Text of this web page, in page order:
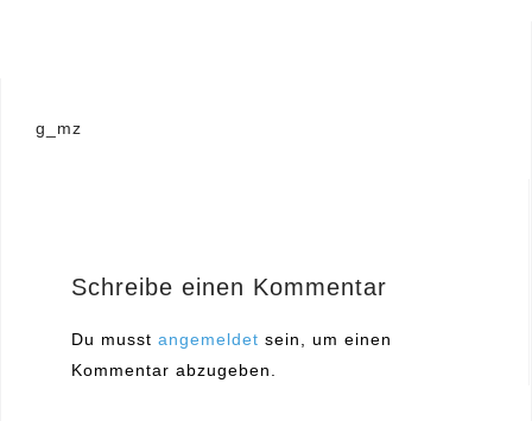
Beitrags-
g_mz
Schreibe einen Kommentar
Du musst angemeldet sein, um einen
Kommentar abzugeben.